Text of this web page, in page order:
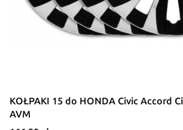
KOŁPAKI 15 do HONDA Civic Accord
AVM